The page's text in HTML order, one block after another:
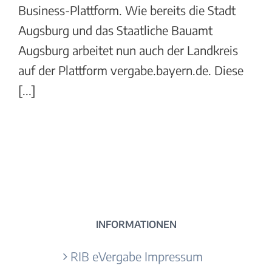
Business-Plattform. Wie bereits die Stadt
Augsburg und das Staatliche Bauamt
Augsburg arbeitet nun auch der Landkreis
auf der Plattform vergabe.bayern.de. Diese
[...]
INFORMATIONEN
RIB eVergabe Impressum